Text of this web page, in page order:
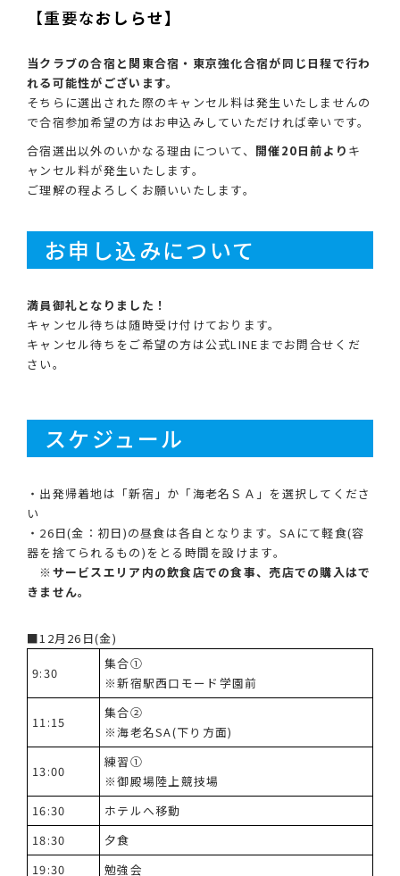
【重要なおしらせ】
当クラブの合宿と関東合宿・東京強化合宿が同じ日程で行わ
れる可能性がございます。
そちらに選出された際のキャンセル料は発生いたしませんの
で合宿参加希望の方はお申込みしていただければ幸いです。
合宿選出以外のいかなる理由について、 開催20日前より キ
ャンセル料が発生いたします。
ご理解の程よろしくお願いいたします。
お申し込みについて
満員御礼となりました！
キャンセル待ちは随時受け付けております。
キャンセル待ちをご希望の方は公式LINEまでお問合せくだ
さい。
スケジュール
・出発帰着地は「新宿」か「海老名ＳＡ」を選択してくださ
い
・26日(金：初日)の昼食は各自となります。SAにて軽食(容
器を捨てられるもの)をとる時間を設けます。
※サービスエリア内の飲食店での食事、売店での購入はで
きません。
■12月26日(金)
9:30
集合①
※新宿駅西口モード学園前
11:15
集合②
※海老名SA(下り方面)
13:00
練習①
※御殿場陸上競技場
16:30
ホテルへ移動
18:30
夕食
19:30
勉強会